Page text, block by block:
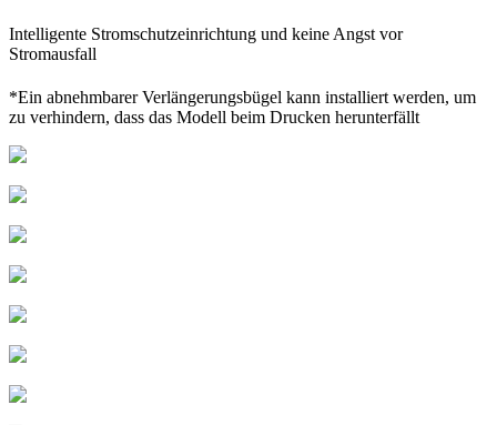
Intelligente Stromschutzeinrichtung und keine Angst vor
Stromausfall
*Ein abnehmbarer Verlängerungsbügel kann installiert werden, um
zu verhindern, dass das Modell beim Drucken herunterfällt